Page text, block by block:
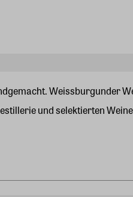
Weissburgunder
und selektierten